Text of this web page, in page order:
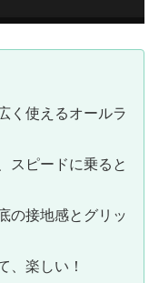
く使えるオールラ
スピードに乗ると
の接地感とグリッ
、楽しい！